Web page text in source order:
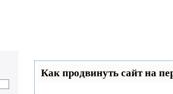
Как продвинуть сайт на